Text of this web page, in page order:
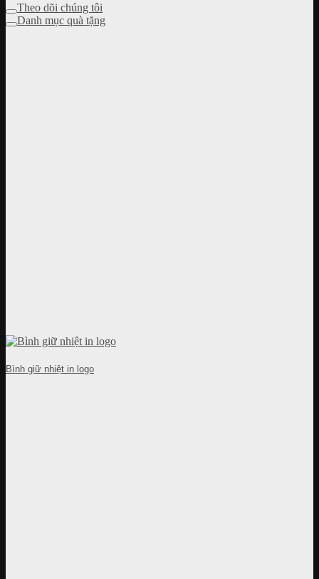
Theo dõi chúng tôi
Danh mục quà tặng
Bình giữ nhiệt in logo